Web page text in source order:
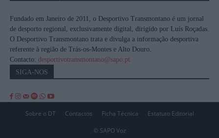
Fundado em Janeiro de 2011, o Desportivo Transmontano é um jornal
de desporto regional, exclusivamente digital, dirigido por Luís Roçadas.
O Desportivo Transmontano trata e divulga a informação desportiva
referente à região de Trás-os-Montes e Alto Douro.
Contacto: desportivotransmontano@sapo.pt
SIGA-NOS
Sobre o DT Contactos Ficha Técnica Estatuto Editorial
© SAPO Voz